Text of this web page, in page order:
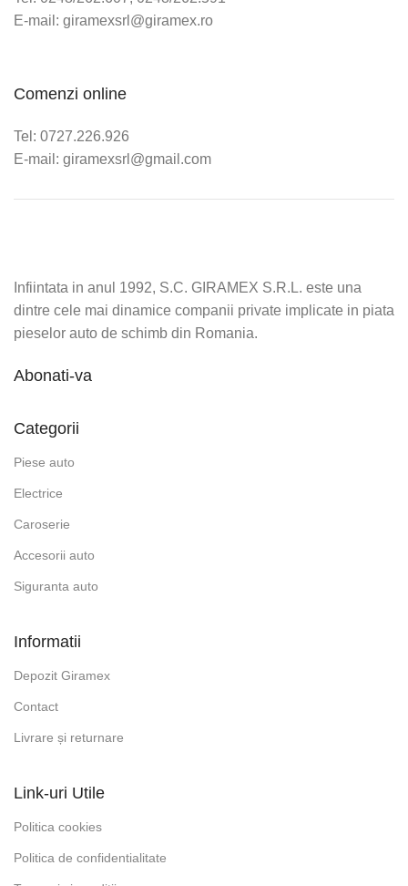
E-mail: giramexsrl@giramex.ro
Comenzi online
Tel: 0727.226.926
E-mail: giramexsrl@gmail.com
Infiintata in anul 1992, S.C. GIRAMEX S.R.L. este una
dintre cele mai dinamice companii private implicate in piata
pieselor auto de schimb din Romania.
Abonati-va
Categorii
Piese auto
Electrice
Caroserie
Accesorii auto
Siguranta auto
Informatii
Depozit Giramex
Contact
Livrare și returnare
Link-uri Utile
Politica cookies
Politica de confidentialitate